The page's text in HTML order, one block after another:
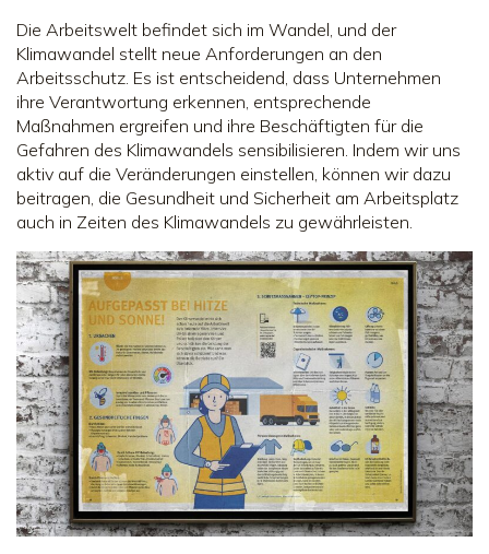
Die Arbeitswelt befindet sich im Wandel, und der
Klimawandel stellt neue Anforderungen an den
Arbeitsschutz. Es ist entscheidend, dass Unternehmen
ihre Verantwortung erkennen, entsprechende
Maßnahmen ergreifen und ihre Beschäftigten für die
Gefahren des Klimawandels sensibilisieren. Indem wir uns
aktiv auf die Veränderungen einstellen, können wir dazu
beitragen, die Gesundheit und Sicherheit am Arbeitsplatz
auch in Zeiten des Klimawandels zu gewährleisten.